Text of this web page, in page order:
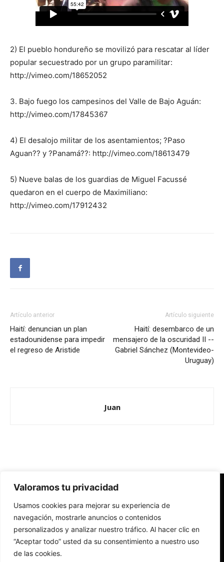
Valoramos tu privacidad
Usamos cookies para mejorar su experiencia de
navegación, mostrarle anuncios o contenidos
personalizados y analizar nuestro tráfico. Al hacer clic en
“Aceptar todo” usted da su consentimiento a nuestro uso
de las cookies.
2) El pueblo hondureño se movilizó para rescatar al líder
popular secuestrado por un grupo paramilitar:
http://vimeo.com/18652052
3. Bajo fuego los campesinos del Valle de Bajo Aguán:
http://vimeo.com/17845367
4) El desalojo militar de los asentamientos; ?Paso
Aguan?? y ?Panamá??: http://vimeo.com/18613479
5) Nueve balas de los guardias de Miguel Facussé
quedaron en el cuerpo de Maximiliano:
http://vimeo.com/17912432
Artículo anterior
Haití: denuncian un plan
estadounidense para impedir
el regreso de Aristide
Artículo siguiente
Haití: desembarco de un
mensajero de la oscuridad II --
Gabriel Sánchez (Montevideo-
Uruguay)
Juan
Redes Cristianas
Una mirada alternativa sobre la Iglesia católica y la sociedad
- Colectivos de Redes Cristianas